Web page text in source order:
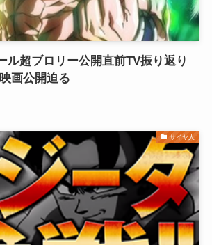
ル超ブロリー公開直前TV振り返り
画公開迫る
サイヤ人